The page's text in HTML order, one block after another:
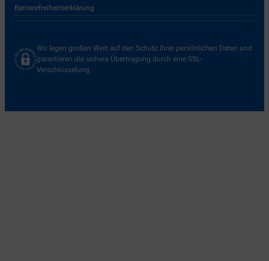
Barrierefreiheitserklärung
Wir legen großen Wert auf den Schutz Ihrer persönlichen Daten und
garantieren die sichere Übertragung durch eine SSL-
Verschlüsselung.